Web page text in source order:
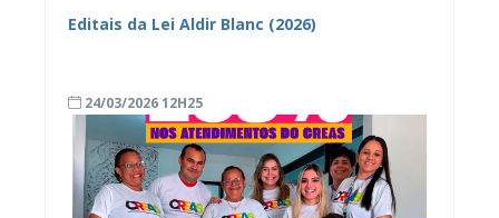
Editais da Lei Aldir Blanc (2026)
24/03/2026 12H25